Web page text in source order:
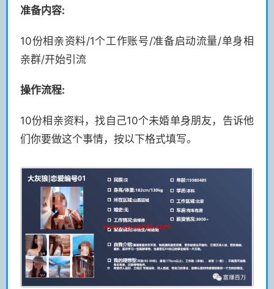
准备内容:
10份相亲资料/1个工作账号/准备启动流量/单身相
亲群/开始引流
操作流程:
10份相亲资料，找自己10个未婚单身朋友，告诉他
们你要做这个事情，按以下格式填写。